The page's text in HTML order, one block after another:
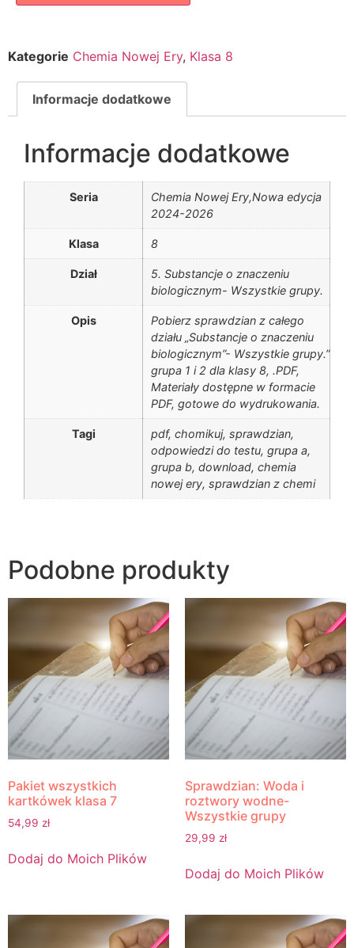
Kategorie Chemia Nowej Ery, Klasa 8
Informacje dodatkowe
Informacje dodatkowe
Seria
Chemia Nowej Ery,Nowa edycja
2024-2026
Klasa 8
Dział
5. Substancje o znaczeniu
biologicznym- Wszystkie grupy.
Opis
Pobierz sprawdzian z całego
działu „Substancje o znaczeniu
biologicznym”- Wszystkie grupy.”
grupa 1 i 2 dla klasy 8, .PDF,
Materiały dostępne w formacie
PDF, gotowe do wydrukowania.
Tagi
pdf, chomikuj, sprawdzian,
odpowiedzi do testu, grupa a,
grupa b, download, chemia
nowej ery, sprawdzian z chemi
Podobne produkty
Pakiet wszystkich
kartkówek klasa 7
54,99 zł
Dodaj do Moich Plików
Sprawdzian: Woda i
roztwory wodne-
Wszystkie grupy
29,99 zł
Dodaj do Moich Plików